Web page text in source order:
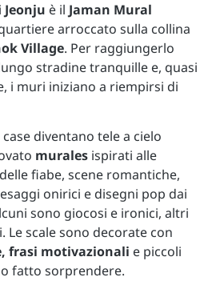
Jeonju è il Jaman Mural
arroccato sulla collina
Village. Per raggiungerlo
stradine tranquille e, quasi
i muri iniziano a riempirsi di
diventano tele a cielo
murales ispirati alle
fiabe, scene romantiche,
onirici e disegni pop dai
sono giocosi e ironici, altri
Le scale sono decorate con
frasi motivazionali e piccoli
fatto sorprendere.